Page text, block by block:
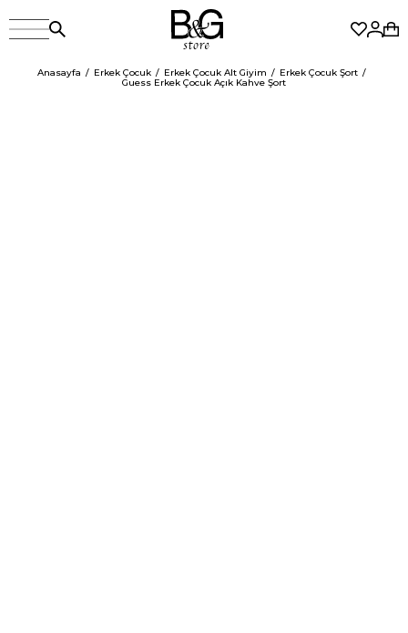
Anasayfa Erkek Çocuk Erkek Çocuk Alt Giyim
Erkek Çocuk Şort
Guess Erkek Çocuk Açık Kahve Şort